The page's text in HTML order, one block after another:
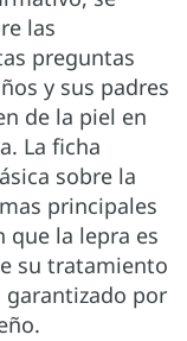
las
preguntas
y sus padres
de la piel en
La ficha
sobre la
principales
que la lepra es
su tratamiento
por